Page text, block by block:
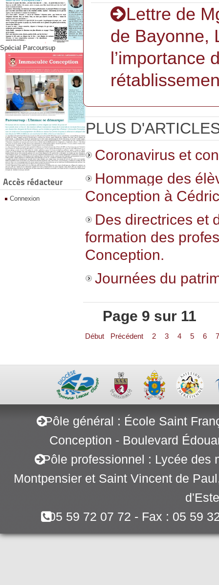
Spécial Parcoursup
Accès rédacteur
Connexion
Lettre de
de Bayonne,
l’importance
PLUS
Coronavirus et
Hommage des
Conception à
Des directrices et
formation des
Conception.
Journées du
Page 9 sur 11
Début Précédent 2 3 4 5 6 7
Pôle général : École Saint
Conception - Boulevard
Pôle professionnel : Lycée des
Montpensier et Saint Vincent de
05 59 72 07 72 - Fax : 05 59